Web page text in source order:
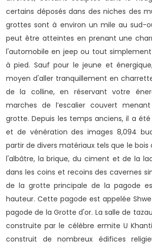
certains déposés dans des niches des
grottes sont à environ un mile au sud-
peut être atteintes en prenant une
l'automobile en jeep ou tout
à pied. Sauf pour le jeune et
moyen d'aller tranquillement en
de la colline, en réservant votre
marches de l’escalier couvert
grotte. Depuis les temps anciens, il a
et de vénération des images 8,094
partir de divers matériaux tels que le bois
l'albâtre, la brique, du ciment et de la
dans les coins et recoins des cavernes
de la grotte principale de la pagode
hauteur. Cette pagode est appelée
pagode de la Grotte d'or. La salle de
construite par le célèbre ermite U
construit de nombreux édifices